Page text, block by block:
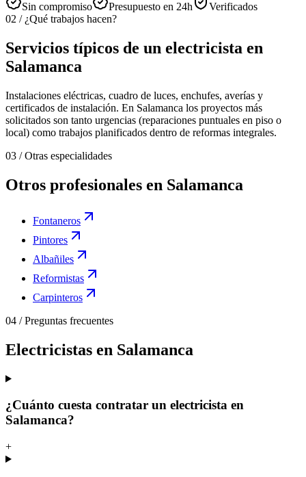
Sin compromiso
Presupuesto en 24h
Verificados
02 / ¿Qué trabajos hacen?
Servicios típicos de un electricista en
Salamanca
Instalaciones eléctricas, cuadro de luces, enchufes, averías y
certificados de instalación. En Salamanca los proyectos más
solicitados son tanto urgencias (reparaciones puntuales en piso o
local) como trabajos planificados dentro de reformas integrales.
03 /Otras especialidades
Otros profesionales en Salamanca
Fontaneros
Pintores
Albañiles
Reformistas
Carpinteros
04 /Preguntas frecuentes
Electricistas en Salamanca
¿Cuánto cuesta contratar un electricista en
Salamanca?
+